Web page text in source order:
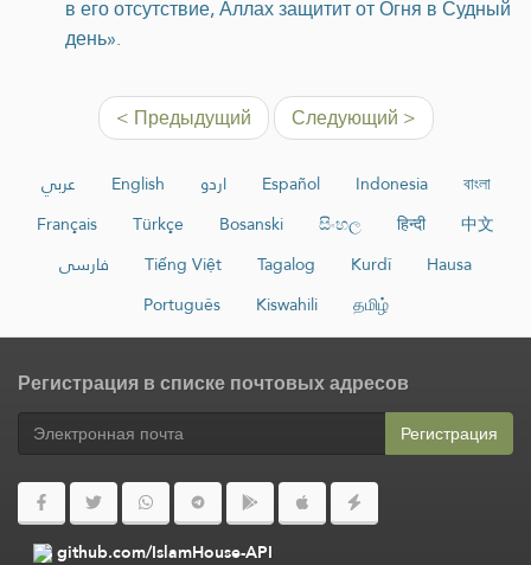
в его отсутствие, Аллах защитит от Огня в Судный
день».
< Предыдущий Следующий >
عربي English اردو Español Indonesia
বাংলা
Français
Türkçe Bosanski සිංහල हिन्दी
中文
فارسی
Tiếng Việt Tagalog Kurdî
Hausa
Português
Kiswahili தமிழ்
Регистрация в списке почтовых адресов
Регистрация
github.com/IslamHouse-API